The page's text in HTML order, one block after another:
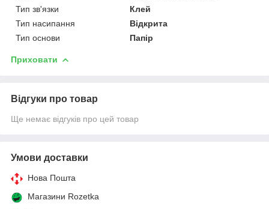
Тип зв'язки
Клей
Тип насипання
Відкрита
Тип основи
Папір
Приховати
Відгуки про товар
Ще немає відгуків про цей товар
Умови доставки
Нова Пошта
Магазини Rozetka